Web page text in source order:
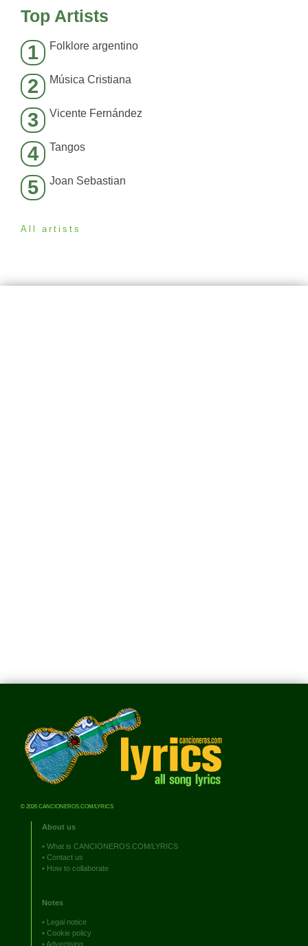
Top Artists
1 Folklore argentino
2 Música Cristiana
3 Vicente Fernández
4 Tangos
5 Joan Sebastian
All artists
© 2026 CANCIONEROS.COM/LYRICS
About us
• What is CANCIONEROS.COM/LYRICS
• Contact us
• How to collaborate
Notes
• Legal notice
• Cookie policy
•Advertising